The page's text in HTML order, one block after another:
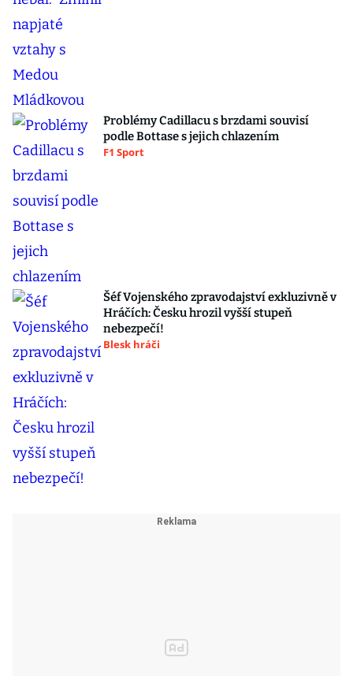
Problémy Cadillacu s brzdami souvisí
podle Bottase s jejich chlazením
F1 Sport
Šéf Vojenského zpravodajství exkluzivně v
Hráčích: Česku hrozil vyšší stupeň
nebezpečí!
Blesk hráči